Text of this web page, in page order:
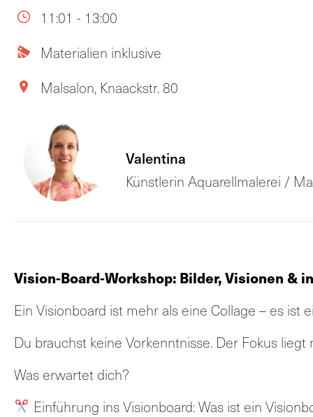
11:01 - 13:00
Materialien inklusive
Malsalon, Knaackstr. 80
Valentina
Künstlerin Aquarellmalerei /
Vision-Board-Workshop: Bilder, Visionen &
Ein Visionboard ist mehr als eine Collage – es
Du brauchst keine Vorkenntnisse. Der Fokus
Was erwartet dich?
Einführung ins Visionboard: Was ist ein